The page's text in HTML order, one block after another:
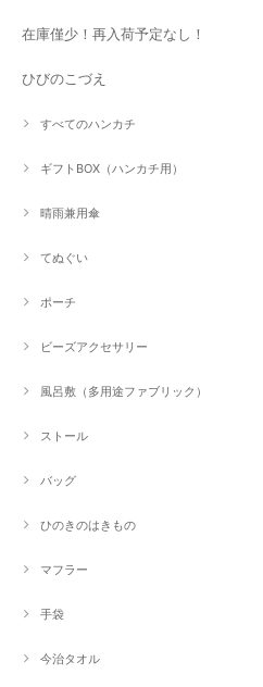
在庫僅少！再入荷予定なし！
ひびのこづえ
すべてのハンカチ
ギフトBOX（ハンカチ用）
晴雨兼用傘
てぬぐい
ポーチ
ビーズアクセサリー
風呂敷（多用途ファブリック）
ストール
バッグ
ひのきのはきもの
マフラー
手袋
今治タオル